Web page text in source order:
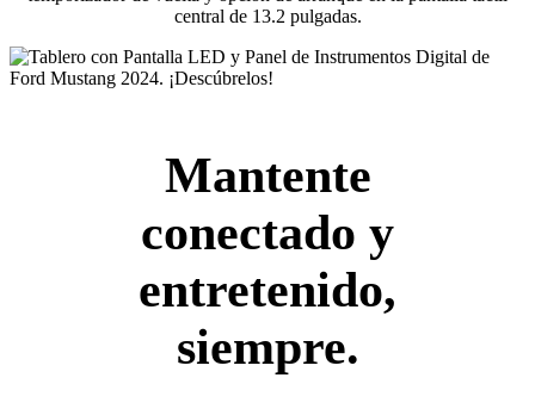
central de 13.2 pulgadas.
Mantente
conectado y
entretenido,
siempre.